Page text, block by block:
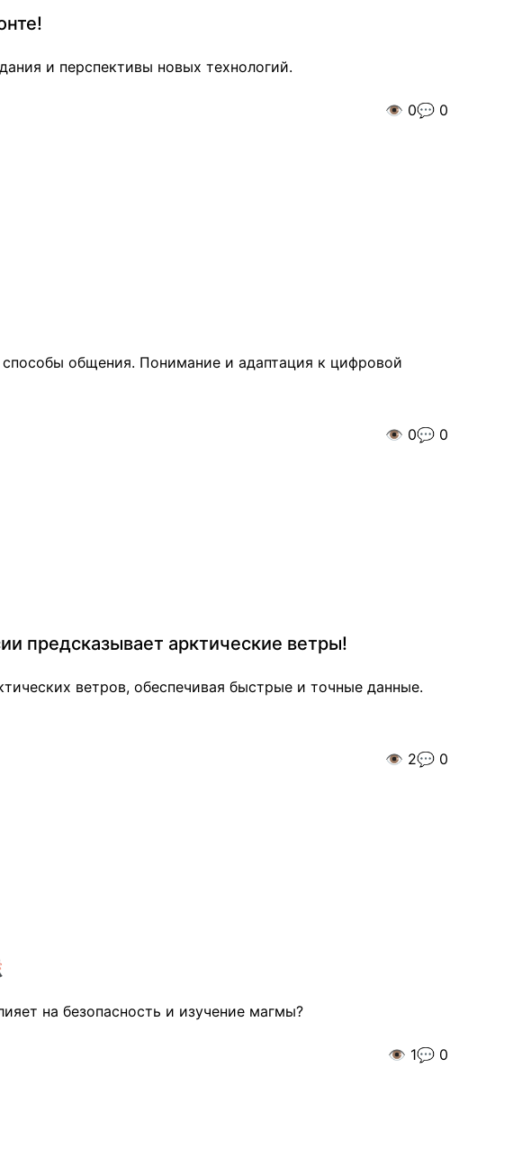
и перспективы новых технологий.
👁️ 0💬 0
общения. Понимание и адаптация к цифровой
👁️ 0💬 0
предсказывает арктические ветры!
ветров, обеспечивая быстрые и точные данные.
👁️ 2💬 0
на безопасность и изучение магмы?
👁️ 1💬 0